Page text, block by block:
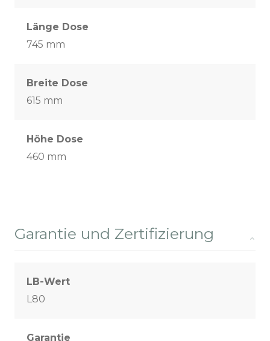
Länge Dose
745 mm
Breite Dose
615 mm
Höhe Dose
460 mm
Garantie und Zertifizierung
LB-Wert
L80
Garantie